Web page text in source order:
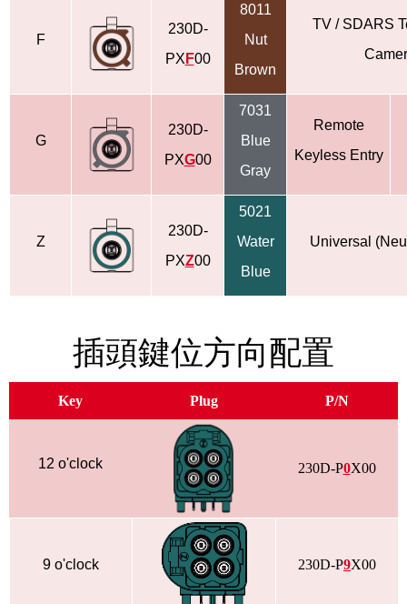
F
230D-
PX F00
8011
Nut
Brown
TV / SDARS
G
230D-
PXG00
7031
Blue
Gray
Remote
Keyless Entry
Z
230D-
PXZ00
5021
Water
Blue
Universal
插頭鍵位方向配置
Key Plug P/N
12 o'clock 230D-P0X00
9 o'clock 230D-P9X00